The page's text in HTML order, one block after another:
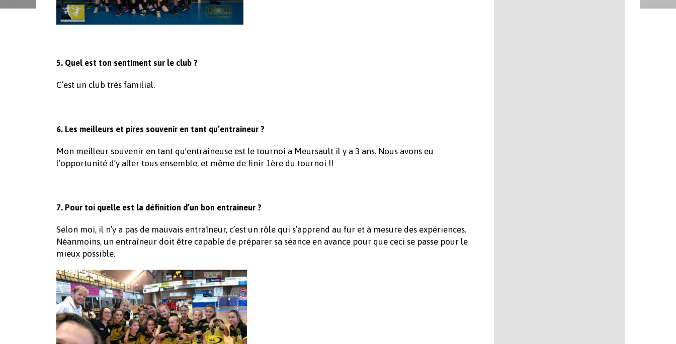
5. Quel est ton sentiment sur le club ?
C’est un club très familial.
6. Les meilleurs et pires souvenir en tant qu’entraineur ?
Mon meilleur souvenir en tant qu’entraîneuse est le tournoi a Meursault il y a 3 ans. Nous avons eu
l’opportunité d’y aller tous ensemble, et même de finir 1ère du tournoi !!
7. Pour toi quelle est la définition d’un bon entraineur ?
Selon moi, il n’y a pas de mauvais entraîneur, c’est un rôle qui s’apprend au fur et à mesure des expériences.
Néanmoins, un entraîneur doit être capable de préparer sa séance en avance pour que ceci se passe pour le
mieux possible.